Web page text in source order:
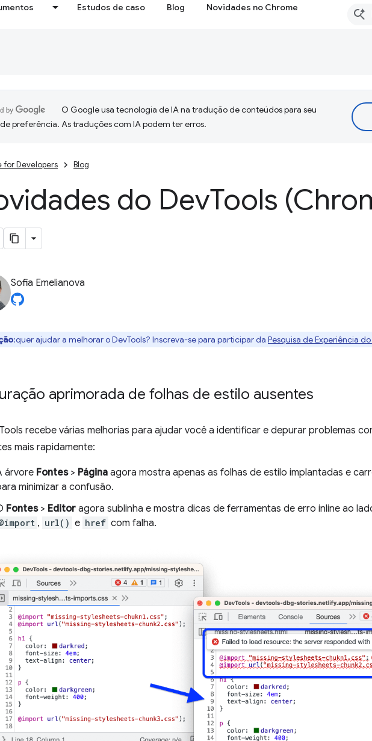
Estudos de caso Blog Novidades no Chrome
O Google usa tecnologia de IA na tradução de conteúdos para seu
preferência. As traduções com IA podem ter erros.
for Developers Blog
do DevTools
Sofia Emelianova
:quer ajudar a melhorar o DevTools? Inscreva-se para participar da Pesquisa de Experiência
aprimorada de folhas de estilo ausentes
recebe várias melhorias para ajudar você a identificar e depurar problemas
mais rapidamente:
árvore Fontes> Página agora mostra apenas as folhas de estilo implantadas e
minimizar a confusão.
Fontes> Editor agora sublinha e mostra dicas de ferramentas de erro inline ao
, url() e href com falha.